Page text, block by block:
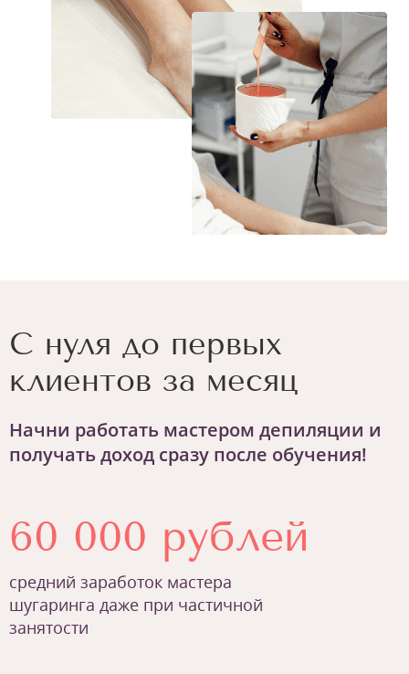
С нуля до первых
клиентов за месяц
Начни работать мастером депиляции и
получать доход сразу после обучения!
60 000 рублей
средний заработок мастера
шугаринга даже при частичной
занятости